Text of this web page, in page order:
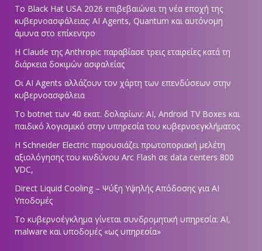
Το Black Hat USA 2026 επιβεβαιώνει τη νέα εποχή της
κυβερνοασφάλειας: AI Agents, Quantum και αυτόνομη
άμυνα στο επίκεντρο
Η Claude της Anthropic παραβίασε τρεις εταιρείες κατά τη
διάρκεια δοκιμών ασφαλείας
Οι AI Agents αλλάζουν τον χάρτη των επενδύσεων στην
κυβερνοασφάλεια
Το botnet των 40 εκατ. δολαρίων: AI, Android TV Boxes και
παιδικό λογισμικό στην υπηρεσία του κυβερνοεγκλήματος
Η Schneider Electric παρουσιάζει πρωτοποριακή μελέτη
αξιολόγησης του κινδύνου Arc Flash σε data centers 800
VDC,
Direct Liquid Cooling – Ψύξη Υψηλής Απόδοσης για AI
Υποδομές
Το κυβερνοέγκλημα γίνεται συνδρομητική υπηρεσία: AI,
malware και υποδομές «ως υπηρεσία»